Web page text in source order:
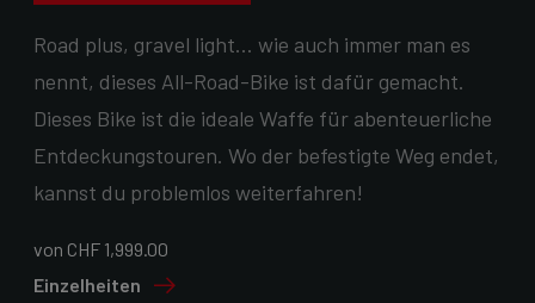
Road plus, gravel light… wie auch immer man es
nennt, dieses All-Road-Bike ist dafür gemacht.
Dieses Bike ist die ideale Waffe für abenteuerliche
Entdeckungstouren. Wo der befestigte Weg endet,
kannst du problemlos weiterfahren!
von CHF 1,999.00
Einzelheiten